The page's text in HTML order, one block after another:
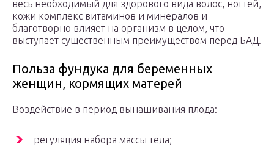
весь необходимый для здорового вида волос, ногтей,
кожи комплекс витаминов и минералов и
благотворно влияет на организм в целом, что
выступает существенным преимуществом перед БАД.
Польза фундука для беременных
женщин, кормящих матерей
Воздействие в период вынашивания плода:
регуляция набора массы тела;